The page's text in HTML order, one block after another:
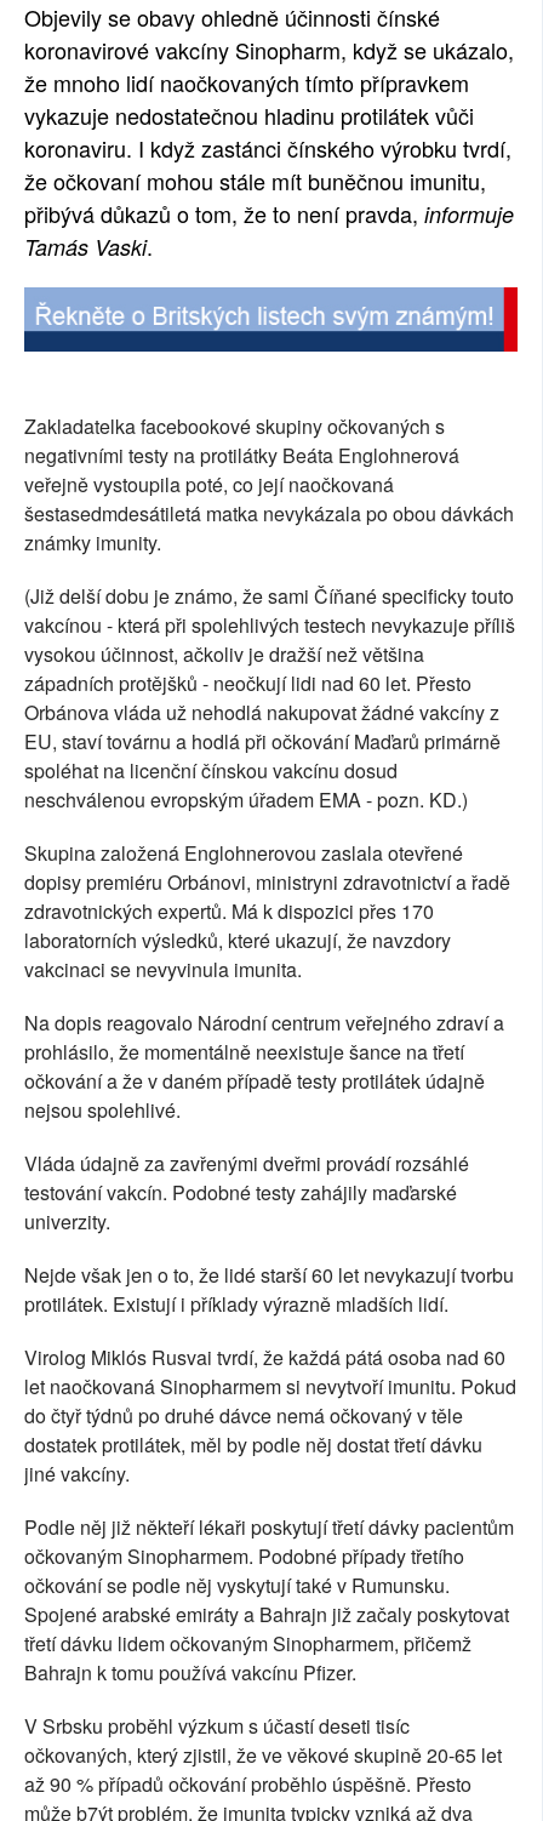
Objevily se obavy ohledně účinnosti čínské
koronavirové vakcíny Sinopharm, když se ukázalo,
že mnoho lidí naočkovaných tímto přípravkem
vykazuje nedostatečnou hladinu protilátek vůči
koronaviru. I když zastánci čínského výrobku tvrdí,
že očkovaní mohou stále mít buněčnou imunitu,
přibývá důkazů o tom, že to není pravda, informuje
Tamás Vaski.
Zakladatelka facebookové skupiny očkovaných s
negativními testy na protilátky Beáta Englohnerová
veřejně vystoupila poté, co její naočkovaná
šestasedmdesátiletá matka nevykázala po obou dávkách
známky imunity.
(Již delší dobu je známo, že sami Číňané specificky touto
vakcínou - která při spolehlivých testech nevykazuje příliš
vysokou účinnost, ačkoliv je dražší než většina
západních protějšků - neočkují lidi nad 60 let. Přesto
Orbánova vláda už nehodlá nakupovat žádné vakcíny z
EU, staví továrnu a hodlá při očkování Maďarů primárně
spoléhat na licenční čínskou vakcínu dosud
neschválenou evropským úřadem EMA - pozn. KD.)
Skupina založená Englohnerovou zaslala otevřené
dopisy premiéru Orbánovi, ministryni zdravotnictví a řadě
zdravotnických expertů. Má k dispozici přes 170
laboratorních výsledků, které ukazují, že navzdory
vakcinaci se nevyvinula imunita.
Na dopis reagovalo Národní centrum veřejného zdraví a
prohlásilo, že momentálně neexistuje šance na třetí
očkování a že v daném případě testy protilátek údajně
nejsou spolehlivé.
Vláda údajně za zavřenými dveřmi provádí rozsáhlé
testování vakcín. Podobné testy zahájily maďarské
univerzity.
Nejde však jen o to, že lidé starší 60 let nevykazují tvorbu
protilátek. Existují i příklady výrazně mladších lidí.
Virolog Miklós Rusvai tvrdí, že každá pátá osoba nad 60
let naočkovaná Sinopharmem si nevytvoří imunitu. Pokud
do čtyř týdnů po druhé dávce nemá očkovaný v těle
dostatek protilátek, měl by podle něj dostat třetí dávku
jiné vakcíny.
Podle něj již někteří lékaři poskytují třetí dávky pacientům
očkovaným Sinopharmem. Podobné případy třetího
očkování se podle něj vyskytují také v Rumunsku.
Spojené arabské emiráty a Bahrajn již začaly poskytovat
třetí dávku lidem očkovaným Sinopharmem, přičemž
Bahrajn k tomu používá vakcínu Pfizer.
V Srbsku proběhl výzkum s účastí deseti tisíc
očkovaných, který zjistil, že ve věkové skupině 20-65 let
až 90 % případů očkování proběhlo úspěšně. Přesto
může b7ýt problém, že imunita typicky vzniká až dva